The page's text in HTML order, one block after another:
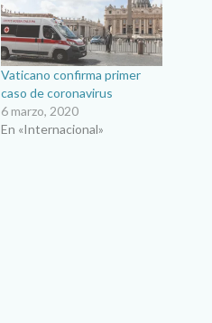
Vaticano confirma primer
caso de coronavirus
6 marzo, 2020
En «Internacional»